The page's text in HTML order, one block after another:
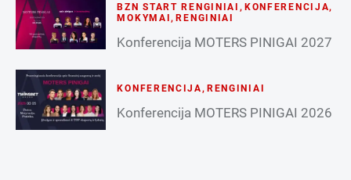
BZN START RENGINIAI , KONFERENCIJA,
MOKYMAI ,RENGINIAI
Konferencija MOTERS PINIGAI 2027
KONFERENCIJA , RENGINIAI
Konferencija MOTERS PINIGAI 2026